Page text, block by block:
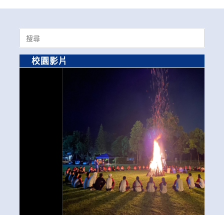
Search
for:
校園影片